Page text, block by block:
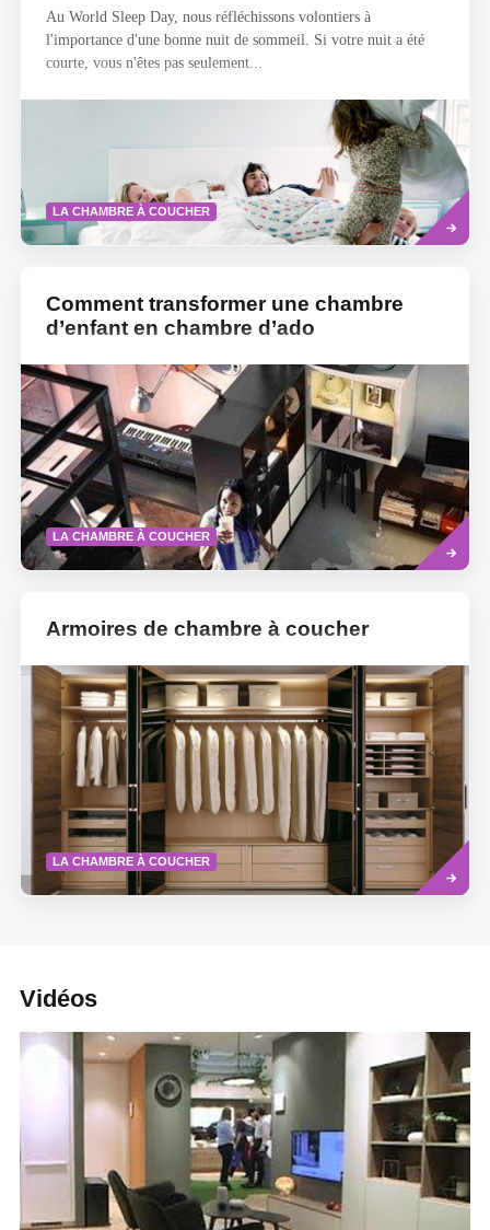
Au World Sleep Day, nous réfléchissons volontiers à
l'importance d'une bonne nuit de sommeil. Si votre nuit a été
courte, vous n'êtes pas seulement...
LA CHAMBRE À COUCHER
Savoir
plus
Comment transformer une chambre
d’enfant en chambre d’ado
LA CHAMBRE À COUCHER
Read
more
Armoires de chambre à coucher
LA CHAMBRE À COUCHER
more
Vidéos